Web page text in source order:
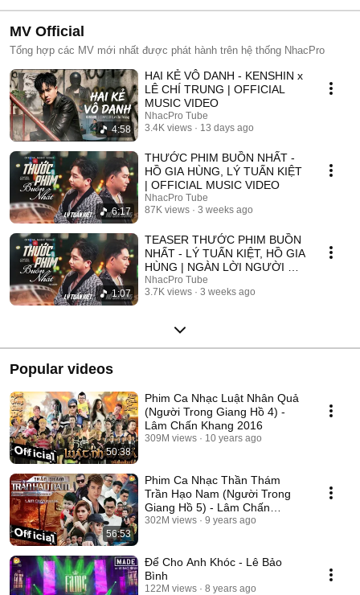
MV Official
Tổng hợp các MV mới nhất được phát hành trên hệ thống NhacPro
4:58
HAI KẺ VÔ DANH - KENSHIN x
LÊ CHÍ TRUNG | OFFICIAL
MUSIC VIDEO
NhacPro Tube
3.4K views
13 days ago
6:17
THƯỚC PHIM BUỒN NHẤT -
HỒ GIA HÙNG, LÝ TUẤN KIỆT
| OFFICIAL MUSIC VIDEO
NhacPro Tube
87K views
3 weeks ago
1:07
TEASER THƯỚC PHIM BUỒN
NHẤT - LÝ TUẤN KIỆT, HỒ GIA
HÙNG | NGÀN LỜI NGƯỜI ĐÃ
NÓI KHÔNG SAI ....
NhacPro Tube
3.7K views
3 weeks ago
Popular videos
50:38
Phim Ca Nhạc Luật Nhân Quả
(Người Trong Giang Hồ 4) -
Lâm Chấn Khang 2016
309M views 10 years ago
56:53
Phim Ca Nhạc Thần Thám
Trần Hạo Nam (Người Trong
Giang Hồ 5) - Lâm Chấn
Khang 2017
302M views 9 years ago
Để Cho Anh Khóc - Lê Bảo
Bình
122M views 8 years ago